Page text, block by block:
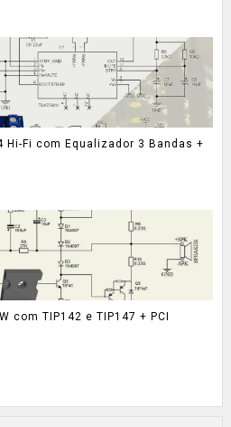
Hi-Fi com Equalizador 3 Bandas +
com TIP142 e TIP147 + PCI